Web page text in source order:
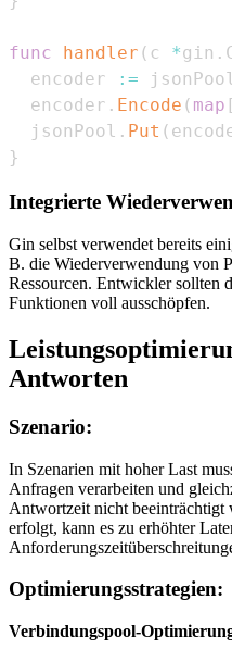
func handler ( c *gin .
  encoder
:= jsonPool
  encoder
. Encode ( map [
  jsonPool
. Put (
}
Integrierte
Gin selbst verwendet bereits
B. die Wiederverwendung von
Ressourcen. Entwickler sollten
Funktionen voll ausschöpfen.
Antworten
Szenario:
In Szenarien mit hoher Last
Anfragen verarbeiten und
Antwortzeit nicht
erfolgt, kann es zu erhöhter
Optimierungsstrategien:
Verbindungspool-